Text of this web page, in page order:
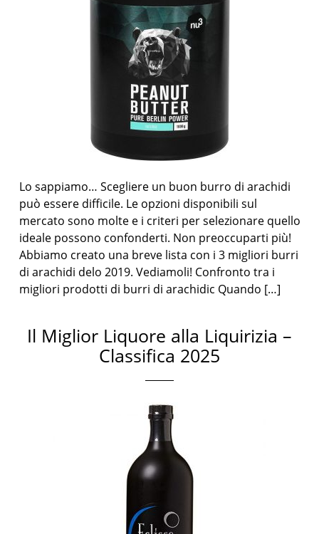
Lo sappiamo… Scegliere un buon burro di arachidi
può essere difficile. Le opzioni disponibili sul
mercato sono molte e i criteri per selezionare quello
ideale possono confonderti. Non preoccuparti più!
Abbiamo creato una breve lista con i 3 migliori burri
di arachidi delo 2019. Vediamoli! Confronto tra i
migliori prodotti di burri di arachidic Quando […]
Il Miglior Liquore alla Liquirizia –
Classifica 2025